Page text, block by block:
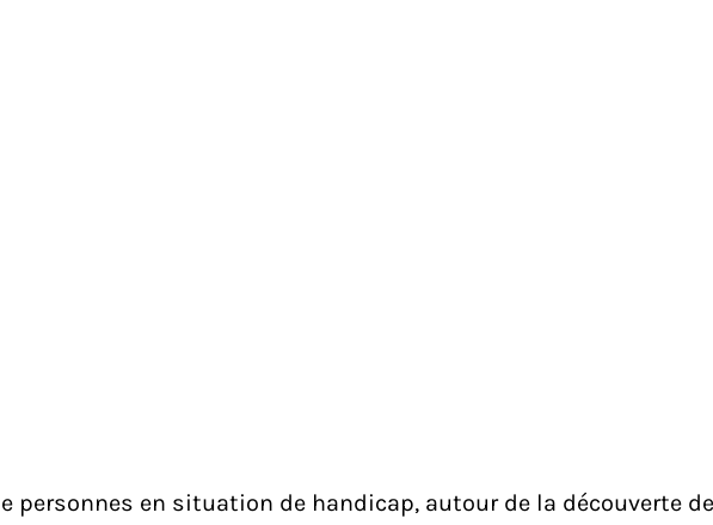
personnes en situation de handicap, autour de la découverte